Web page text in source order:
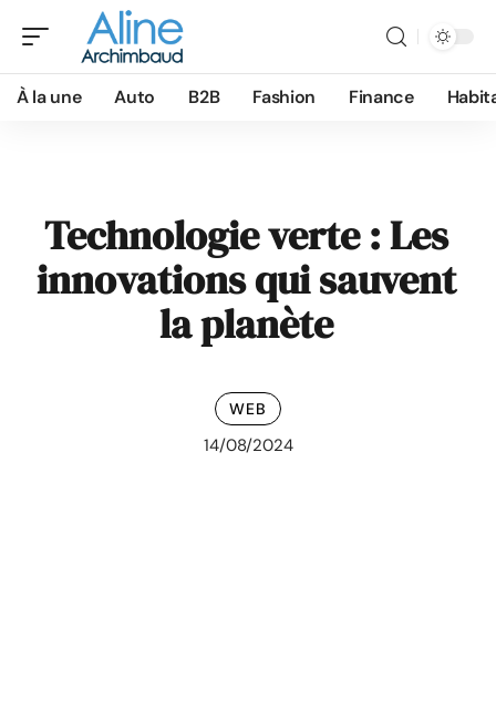
À la une Auto B2B Fashion Finance
Technologie verte : Les
innovations qui sauvent
la planète
WEB
14/08/2024